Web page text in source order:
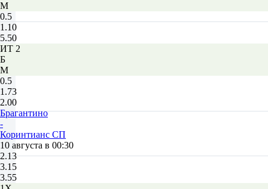
М
0.5
1.10
5.50
ИТ 2
Б
М
0.5
1.73
2.00
Брагантино
-
Коринтианс СП
10 августа в 00:30
2.13
3.15
3.55